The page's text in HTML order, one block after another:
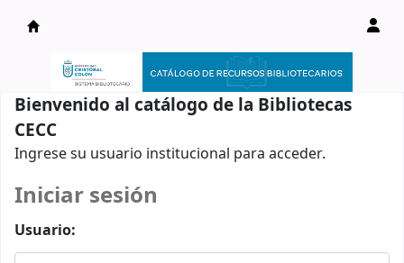
Catálogo en línea
Bienvenido al catálogo de la Bibliotecas
CECC
Ingrese su usuario institucional para acceder.
Iniciar sesión
Usuario: